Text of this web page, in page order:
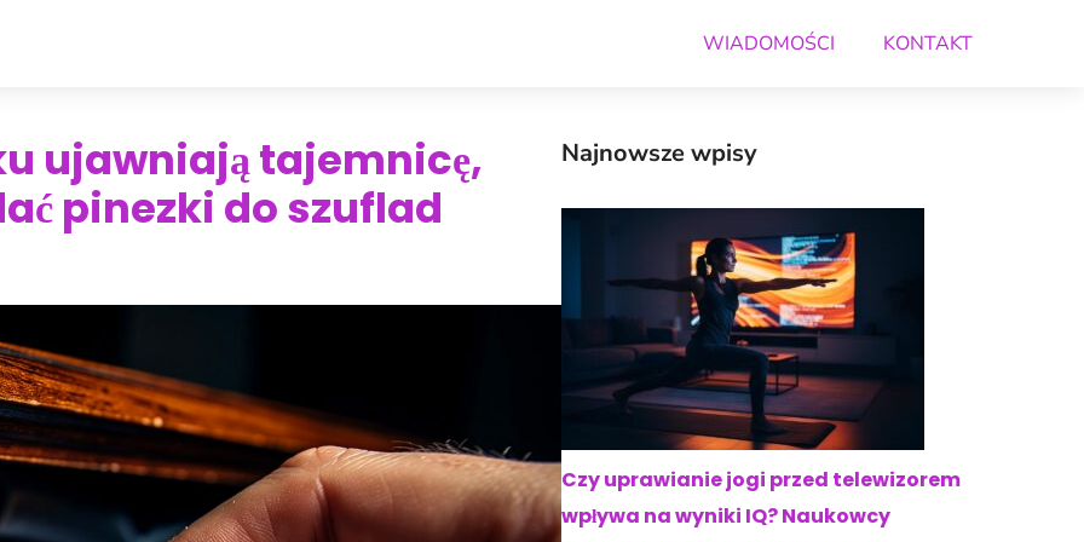
WIADOMOŚCI KONTAKT
ujawniają tajemnicę,
pinezki do szuflad
Najnowsze wpisy
Czy uprawianie jogi przed telewizorem
wpływa na wyniki IQ? Naukowcy